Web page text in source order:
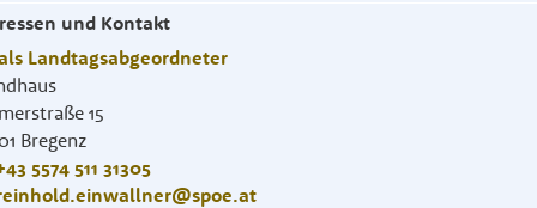
und Kontakt
Landtagsabgeordneter
15
Bregenz
5574 511 31305